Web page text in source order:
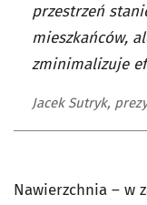
przestrzeń
mieszkańców,
zminimalizuje
Jacek Sutryk,
Nawierzchnia – w